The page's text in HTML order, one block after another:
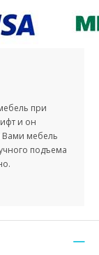
при
и он
Вами мебель
подъема